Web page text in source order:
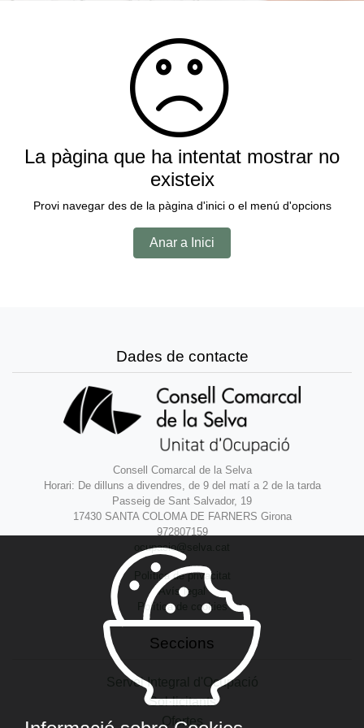
La pàgina que ha intentat mostrar no
existeix
Provi navegar des de la pàgina d'inici o el menú d'opcions
Anar a Inici
Dades de contacte
Consell Comarcal de la Selva
Horari: De dilluns a divendres, de 9 del matí a 2 de la tarda
Passeig de Sant Salvador, 19
17430 SANTA COLOMA DE FARNERS Girona
972807159
ocupacio@selva.cat
Política de privacitat
Avís legal
Política de cookies
Seccions
Servei Integral d'Ocupació
Sol·licitants
Ofertes